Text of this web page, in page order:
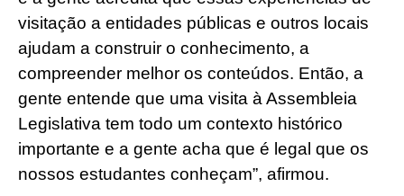
visitação a entidades públicas e outros locais
ajudam a construir o conhecimento, a
compreender melhor os conteúdos. Então, a
gente entende que uma visita à Assembleia
Legislativa tem todo um contexto histórico
importante e a gente acha que é legal que os
nossos estudantes conheçam”, afirmou.